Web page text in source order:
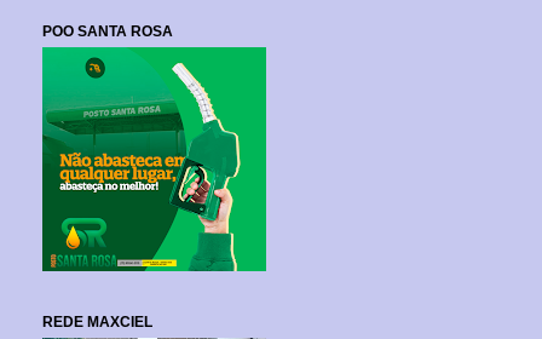
POO SANTA ROSA
REDE MAXCIEL